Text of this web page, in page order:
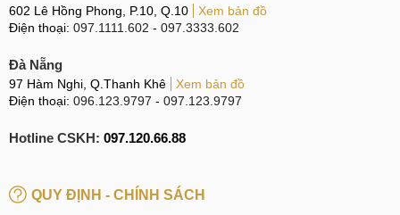
Hotline:096.2222.398
Hotline:
Tại TP Hồ Chí Minh
CN 4:123 Trần Quang Khải, Quận 1
CN 5:
602 Lê Hồng Phong, P.10, Q.10
Xem bản đồ
Điện thoại: 097.1111.602 - 097.3333.602
Đà Nẵng
97 Hàm Nghi, Q.Thanh Khê
Xem bản đồ
Điện thoại: 096.123.9797 - 097.123.9797
Hotline CSKH: 097.120.66.88
QUY ĐỊNH - CHÍNH SÁCH